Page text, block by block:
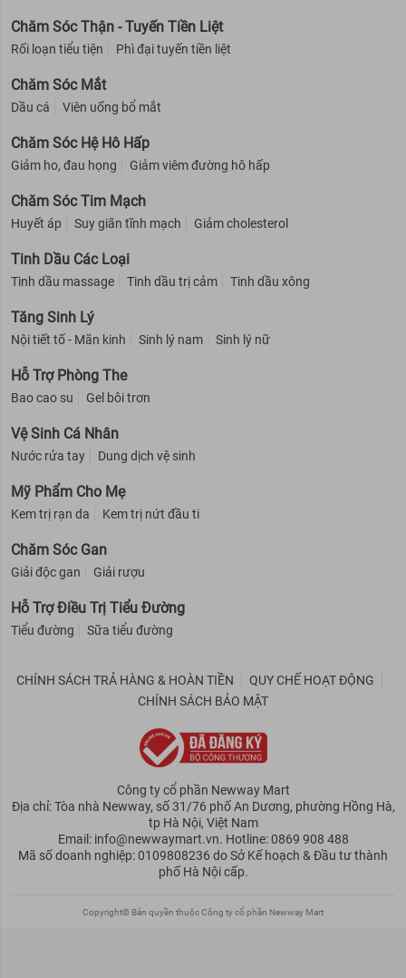
Chăm Sóc Thận - Tuyến Tiền Liệt
Rối loạn tiểu tiện Phì đại tuyến tiền liệt
Chăm Sóc Mắt
Dầu cá Viên uống bổ mắt
Chăm Sóc Hệ Hô Hấp
Giảm ho, đau họng Giảm viêm đường hô hấp
Chăm Sóc Tim Mạch
Huyết áp Suy giãn tĩnh mạch Giảm cholesterol
Tinh Dầu Các Loại
Tinh dầu massage Tinh dầu trị cảm Tinh dầu xông
Tăng Sinh Lý
Nội tiết tố - Mãn kinh Sinh lý nam Sinh lý nữ
Hỗ Trợ Phòng The
Bao cao su Gel bôi trơn
Vệ Sinh Cá Nhân
Nước rửa tay Dung dịch vệ sinh
Mỹ Phẩm Cho Mẹ
Kem trị rạn da Kem trị nứt đầu ti
Chăm Sóc Gan
Giải độc gan Giải rượu
Hỗ Trợ Điều Trị Tiểu Đường
Tiểu đường Sữa tiểu đường
CHÍNH SÁCH TRẢ HÀNG & HOÀN TIỀN
QUY CHẾ HOẠT ĐỘNG
CHÍNH SÁCH BẢO MẬT
Công ty cổ phần Newway Mart
Địa chỉ: Tòa nhà Newway, số 31/76 phố An Dương, phường Hồng Hà,
tp Hà Nội, Việt Nam
Email: info@newwaymart.vn. Hotline: 0869 908 488
Mã số doanh nghiệp: 0109808236 do Sở Kế hoạch & Đầu tư thành
phố Hà Nội cấp.
Copyright© Bản quyền thuộc Công ty cổ phần Newway Mart